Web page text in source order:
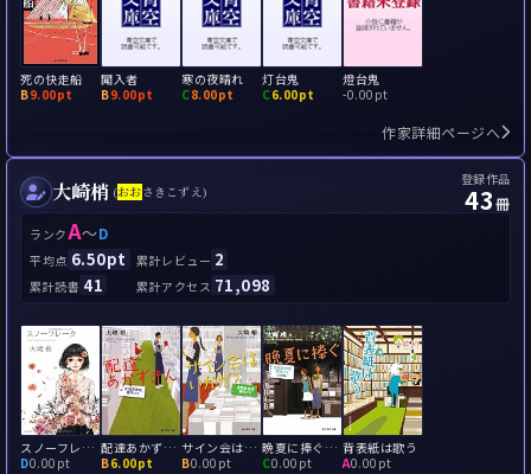
死の快走船
B9.00pt
闖入者
B9.00pt
寒の夜晴れ
C8.00pt
灯台鬼
C6.00pt
燈台鬼
-0.00pt
作家詳細ページへ
大崎梢 (おお さきこずえ)
登録作品
43冊
ランクA～D
平均点 6.50pt 累計レビュー 2
累計読書 41 累計アクセス 71,098
スノーフレーク
D0.00pt
配達あかずきん－成風堂書店事件メモ－
B6.00pt
サイン会はいかが？－成風堂書店事件メモ－
B0.00pt
晩夏に捧ぐ－成風堂書店事件メモ（出張編）－
C0.00pt
背表紙は歌う
A0.00pt